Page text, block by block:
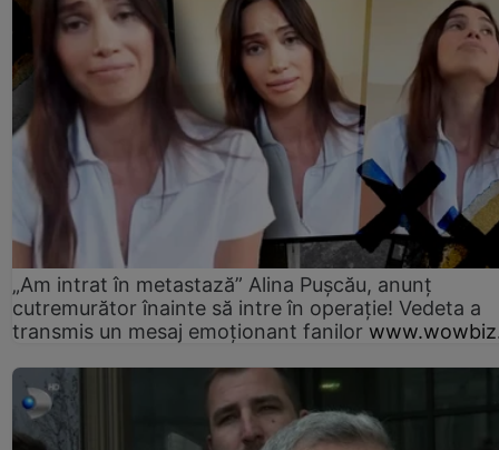
„Am intrat în metastază” Alina Pușcău, anunț
cutremurător înainte să intre în operație! Vedeta a
transmis un mesaj emoționant fanilor